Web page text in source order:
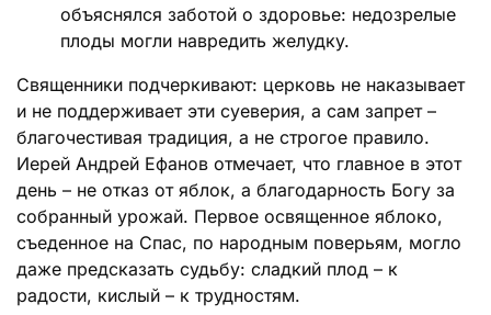
объяснялся заботой о здоровье: недозрелые
плоды могли навредить желудку.
Священники подчеркивают: церковь не наказывает
и не поддерживает эти суеверия, а сам запрет –
благочестивая традиция, а не строгое правило.
Иерей Андрей Ефанов отмечает, что главное в этот
день – не отказ от яблок, а благодарность Богу за
собранный урожай. Первое освященное яблоко,
съеденное на Спас, по народным поверьям, могло
даже предсказать судьбу: сладкий плод – к
радости, кислый – к трудностям.